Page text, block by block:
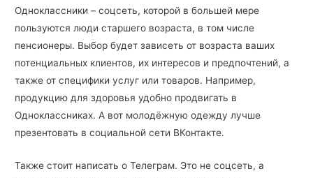
Одноклассники – соцсеть, которой в большей мере
пользуются люди старшего возраста, в том числе
пенсионеры. Выбор будет зависеть от возраста ваших
потенциальных клиентов, их интересов и предпочтений, а
также от специфики услуг или товаров. Например,
продукцию для здоровья удобно продвигать в
Одноклассниках. А вот молодёжную одежду лучше
презентовать в социальной сети ВКонтакте.
Также стоит написать о Телеграм. Это не соцсеть, а